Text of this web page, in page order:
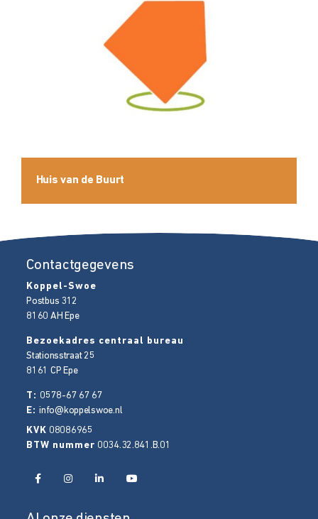
Huis van de Buurt
Contactgegevens
Koppel-Swoe
Postbus 312
8160 AH Epe
Bezoekadres centraal bureau
Stationsstraat 25
8161 CP Epe
T: 0578-67 67 67
E:info@koppelswoe.nl
KVK 08086965
BTW nummer 0034.32.841.B.01